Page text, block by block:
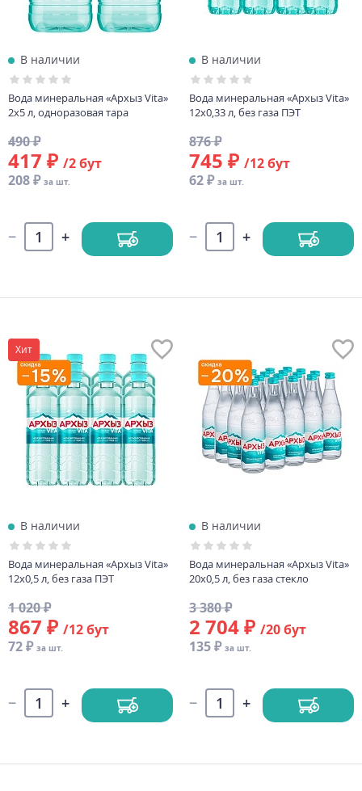
В наличии
Вода минеральная «Архыз Vita»
2х5 л, одноразовая тара
490 ₽
417 ₽ /2 бут
208 ₽ за шт.
В наличии
Вода минеральная «Архыз Vita»
12х0,33 л, без газа ПЭТ
876 ₽
745 ₽ /12 бут
62 ₽ за шт.
Хит
В наличии
Вода минеральная «Архыз Vita»
12х0,5 л, без газа ПЭТ
1 020 ₽
867 ₽ /12 бут
72 ₽ за шт.
В наличии
Вода минеральная «Архыз Vita»
20х0,5 л, без газа стекло
3 380 ₽
2 704 ₽ /20 бут
135 ₽ за шт.